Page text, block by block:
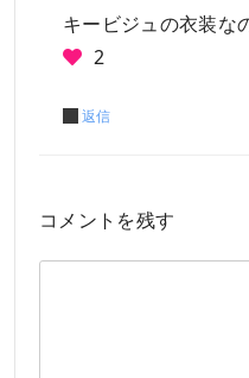
キービジュの衣装な
2
返信
コメントを残す